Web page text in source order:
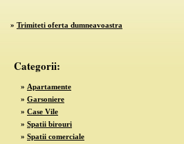
» Trimiteti oferta dumneavoastra
Categorii:
» Apartamente
» Garsoniere
» Case Vile
» Spatii birouri
» Spatii comerciale